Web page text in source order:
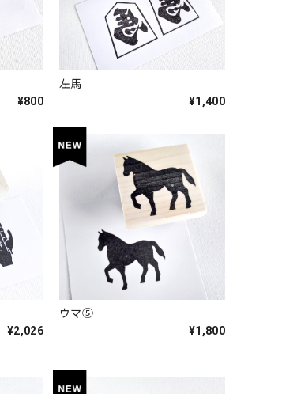
¥800
左馬
¥1,400
¥2,026
ウマ⑤
¥1,800